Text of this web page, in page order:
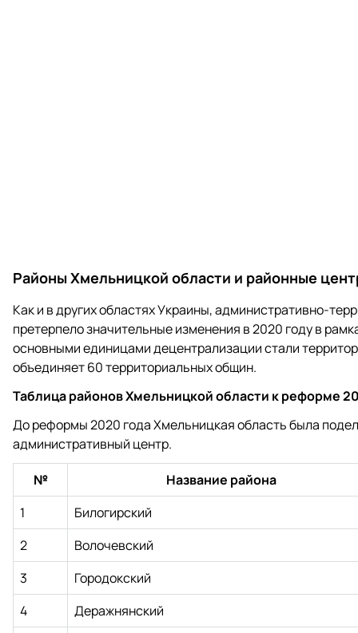
Районы Хмельницкой области и районные
Как и в других областях Украины, административно-
претерпело значительные изменения в 2020 году в
основными единицами децентрализации стали
объединяет 60 территориальных общин.
Таблица районов Хмельницкой области к реформе
До реформы 2020 года Хмельницкая область была
административный центр.
№
Название района
1
Билогирский
2
Волочевский
3
Городокский
4
Деражнянский